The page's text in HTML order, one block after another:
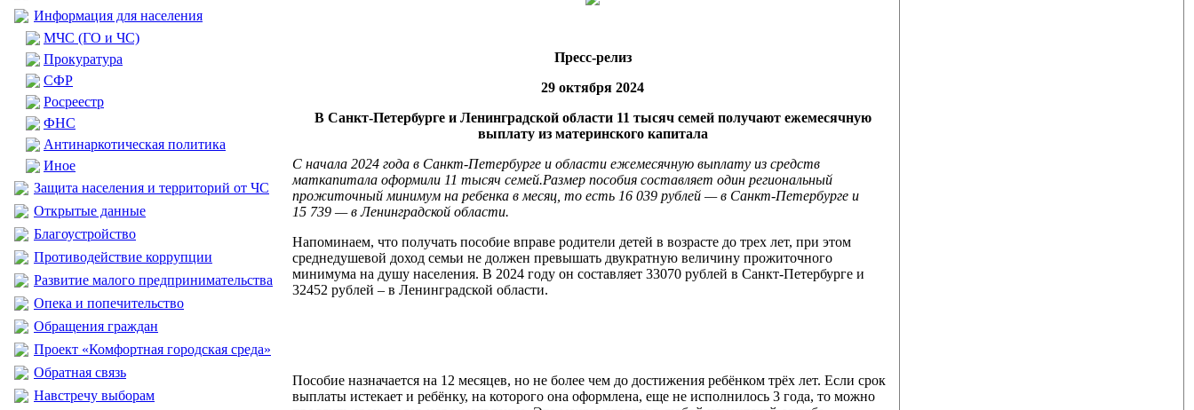
Информация для населения
МЧС (ГО и ЧС)
Прокуратура
CФР
Росреестр
ФНС
Антинаркотическая политика
Иное
Защита населения и территорий от ЧС
Открытые данные
Благоустройство
Противодействие коррупции
Развитие малого предпринимательства
Опека и попечительство
Обращения граждан
Проект «Комфортная городская среда»
Обратная связь
Навстречу выборам
Пресс-релиз
29 октября 2024
В Санкт-Петербурге и Ленинградской области 11 тысяч семей получают ежемесячную
выплату из материнского капитала
С начала 2024 года в Санкт-Петербурге и области ежемесячную выплату из средств
маткапитала оформили 11 тысяч семей.Размер пособия составляет один региональный
прожиточный минимум на ребенка в месяц, то есть 16 039 рублей — в Санкт-Петербурге и
15 739 — в Ленинградской области.
Напоминаем, что получать пособие вправе родители детей в возрасте до трех лет, при этом
среднедушевой доход семьи не должен превышать двукратную величину прожиточного
минимума на душу населения. В 2024 году он составляет 33070 рублей в Санкт-Петербурге и
32452 рублей – в Ленинградской области.
Пособие назначается на 12 месяцев, но не более чем до достижения ребёнком трёх лет. Если срок
выплаты истекает и ребёнку, на которого она оформлена, еще не исполнилось 3 года, то можно